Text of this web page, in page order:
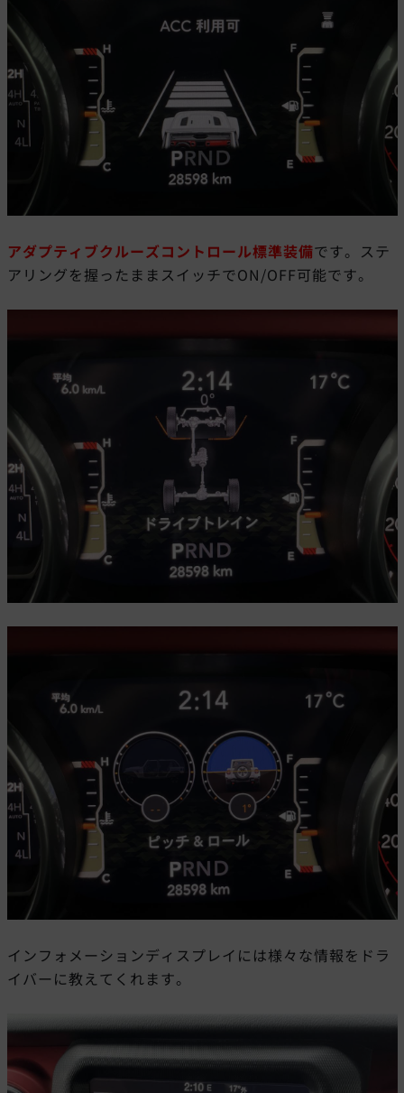
アダプティブクルーズコントロール標準装備です。ステ
アリングを握ったままスイッチでON/OFF可能です。
インフォメーションディスプレイには様々な情報をドラ
イバーに教えてくれます。